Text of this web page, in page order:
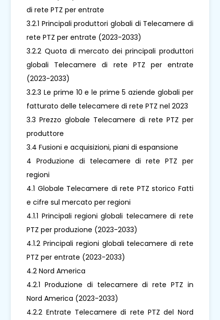
di rete PTZ per entrate
3.2.1 Principali produttori globali di Telecamere di
rete PTZ per entrate (2023-2033)
3.2.2 Quota di mercato dei principali produttori
globali Telecamere di rete PTZ per entrate
(2023-2033)
3.2.3 Le prime 10 e le prime 5 aziende globali per
fatturato delle telecamere di rete PTZ nel 2023
3.3 Prezzo globale Telecamere di rete PTZ per
produttore
3.4 Fusioni e acquisizioni, piani di espansione
4 Produzione di telecamere di rete PTZ per
regioni
4.1 Globale Telecamere di rete PTZ storico Fatti
e cifre sul mercato per regioni
4.1.1 Principali regioni globali telecamere di rete
PTZ per produzione (2023-2033)
4.1.2 Principali regioni globali telecamere di rete
PTZ per entrate (2023-2033)
4.2 Nord America
4.2.1 Produzione di telecamere di rete PTZ in
Nord America (2023-2033)
4.2.2 Entrate Telecamere di rete PTZ del Nord